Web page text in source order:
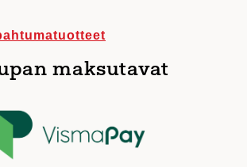
maksutavat